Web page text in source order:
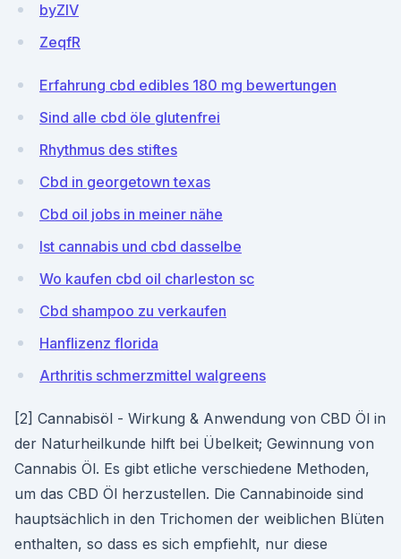
byZIV
ZeqfR
Erfahrung cbd edibles 180 mg bewertungen
Sind alle cbd öle glutenfrei
Rhythmus des stiftes
Cbd in georgetown texas
Cbd oil jobs in meiner nähe
Ist cannabis und cbd dasselbe
Wo kaufen cbd oil charleston sc
Cbd shampoo zu verkaufen
Hanflizenz florida
Arthritis schmerzmittel walgreens
[2] Cannabisöl - Wirkung & Anwendung von CBD Öl in
der Naturheilkunde hilft bei Übelkeit; Gewinnung von
Cannabis Öl. Es gibt etliche verschiedene Methoden,
um das CBD Öl herzustellen. Die Cannabinoide sind
hauptsächlich in den Trichomen der weiblichen Blüten
enthalten, so dass es sich empfiehlt, nur diese